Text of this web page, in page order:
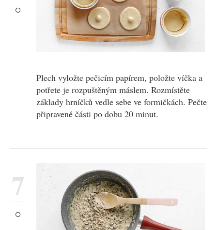
Plech vyložte pečicím papírem, položte víčka a
potřete je rozpuštěným máslem. Rozmístěte
základy hrníčků vedle sebe ve formičkách. Pečte
připravené části po dobu 20 minut.
7